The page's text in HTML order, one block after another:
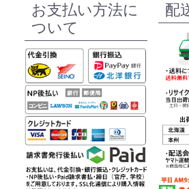
お支払い方法に
ついて
配